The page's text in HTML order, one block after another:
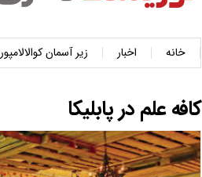
خانه اخبار زیر آسمان کوالالامپور
کافه علم در پابلیکا